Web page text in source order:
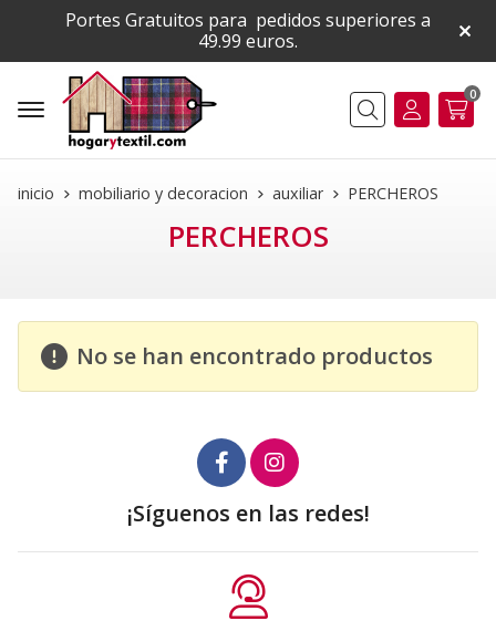
Portes Gratuitos para pedidos superiores a
49.99 euros.
Buscar
0
inicio mobiliario y decoracion auxiliar PERCHEROS
PERCHEROS
No se han encontrado productos
¡Síguenos en las redes!